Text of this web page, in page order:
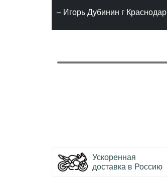
– Игорь Дубинин г Краснодар
Ускоренная
доставка в Россию